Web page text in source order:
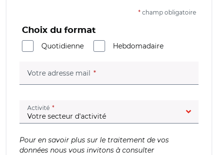
* champ obligatoire
Choix du format
Quotidienne
Hebdomadaire
Votre adresse mail (champ obligatoire)
Activité (champ obligatoire)
Pour en savoir plus sur le traitement de vos
données nous vous invitons à consulter